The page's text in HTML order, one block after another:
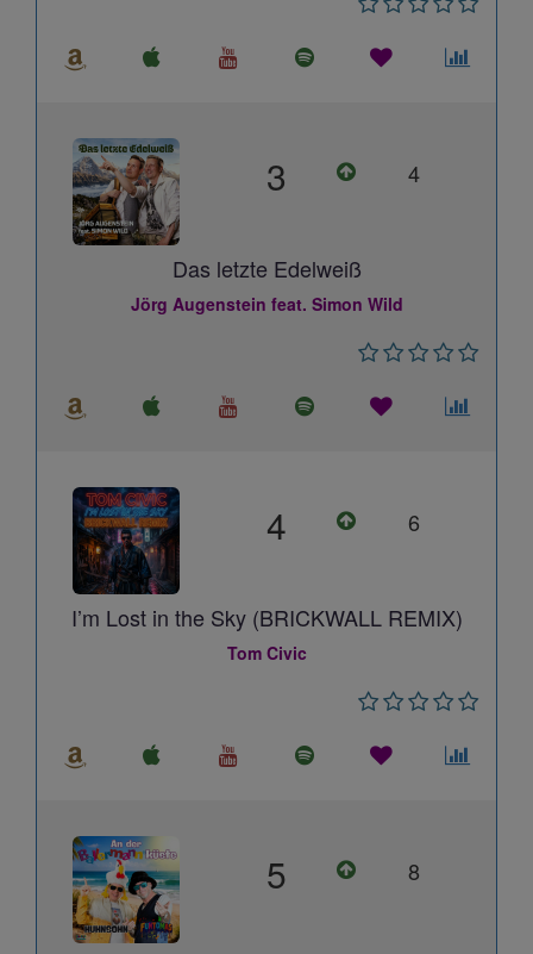
3 4
Das letzte Edelweiß
Jörg Augenstein feat. Simon Wild
4 6
I’m Lost in the Sky (BRICKWALL REMIX)
Tom Civic
5 8